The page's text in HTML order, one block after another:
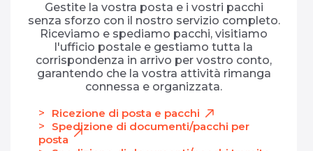
Gestite la vostra posta e i vostri pacchi
senza sforzo con il nostro servizio completo.
Riceviamo e spediamo pacchi, visitiamo
l'ufficio postale e gestiamo tutta la
corrispondenza in arrivo per vostro conto,
garantendo che la vostra attività rimanga
connessa e organizzata.
Ricezione di posta e pacchi
Spedizione di documenti/pacchi per
posta